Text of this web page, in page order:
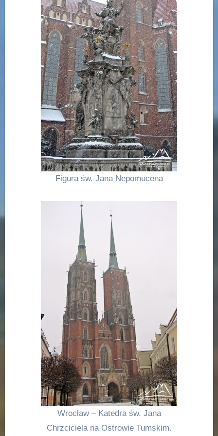
Figura św. Jana Nepomucena
Wrocław – Katedra św. Jana
Chrzciciela na Ostrowie Tumskim.